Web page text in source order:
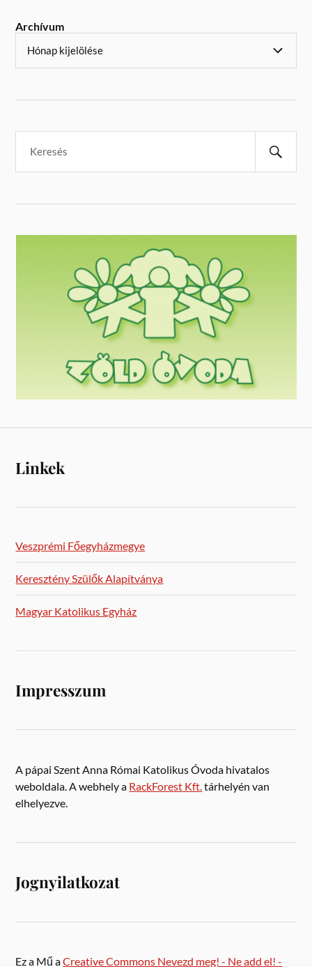
Archívum
Linkek
Veszprémi Főegyházmegye
Keresztény Szülők Alapítványa
Magyar Katolikus Egyház
Impresszum
A pápai Szent Anna Római Katolikus Óvoda hivatalos
weboldala. A webhely a RackForest Kft. tárhelyén van
elhelyezve.
Jognyilatkozat
Ez a Mű aCreative Commons Nevezd meg! - Ne add el! -